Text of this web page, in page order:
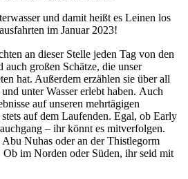
und damit heißt es Leinen los
im Januar 2023!
an dieser Stelle jeden Tag von den
auch großen Schätze, die unser
hat. Außerdem erzählen sie über all
unter Wasser erlebt haben. Auch
auf unseren mehrtägigen
auf dem Laufenden. Egal, ob Early
– ihr könnt es mitverfolgen.
Nuhas oder an der Thistlegorm
Ob im Norden oder Süden, ihr seid mit